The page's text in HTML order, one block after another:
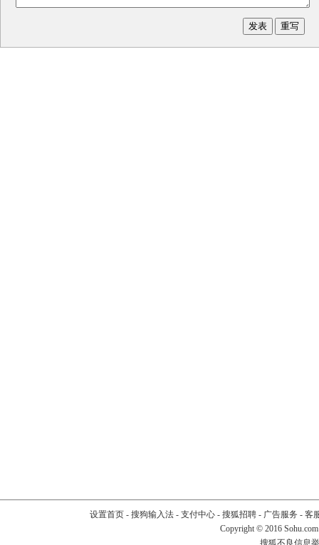
设置首页- 搜狗输入法- 支付中心- 搜狐招聘- 广告服务 - 客
Copyright © 2016
搜狐不良信息